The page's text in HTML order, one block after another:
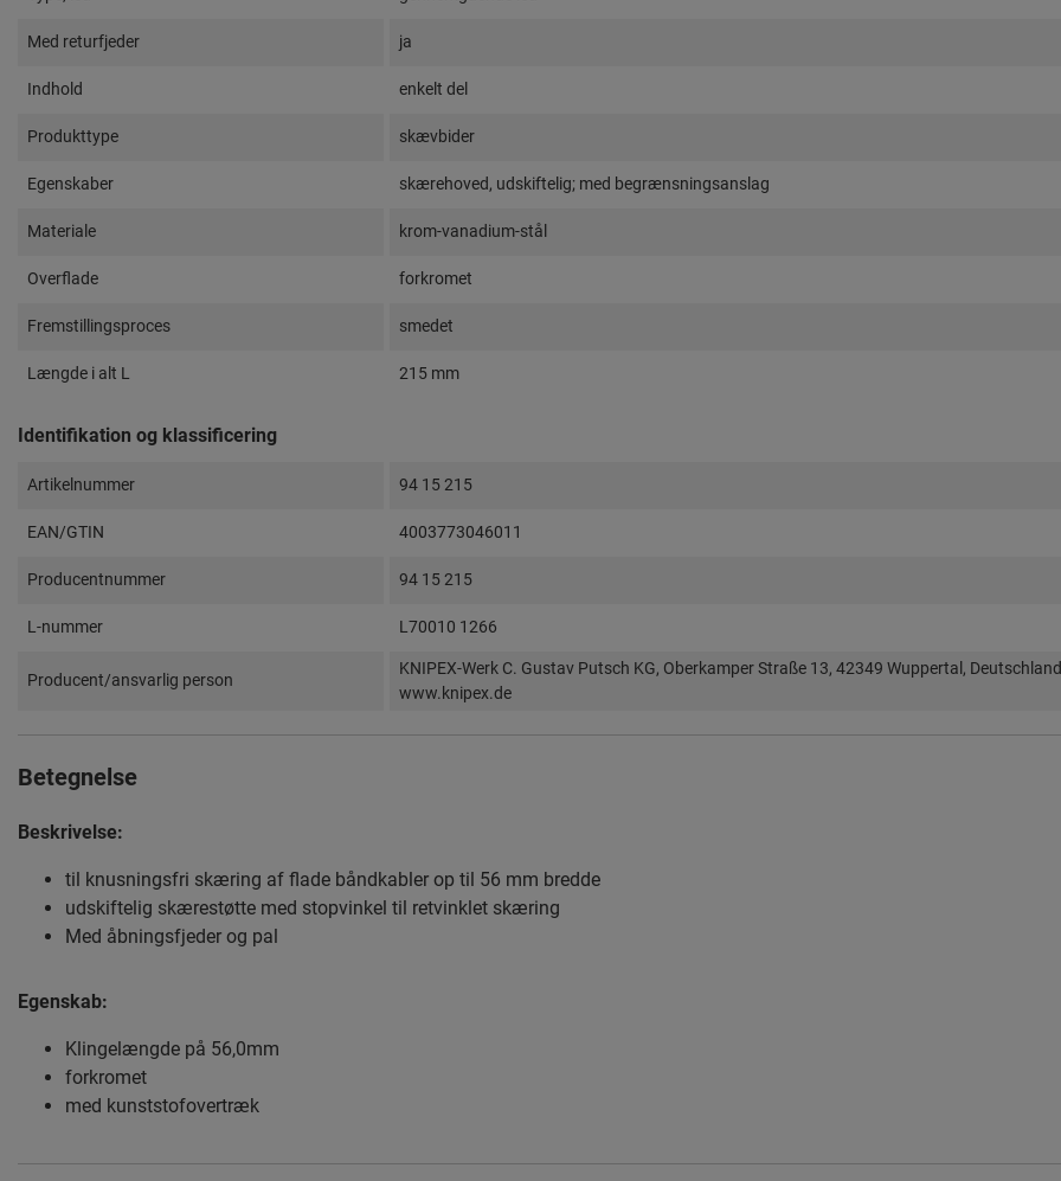
Med returfjeder ja
Indhold enkelt del
Produkttype skævbider
Egenskaber skærehoved, udskiftelig; med begrænsningsanslag
Materiale krom-vanadium-stål
Overflade forkromet
Fremstillingsproces smedet
Længde i alt L 215 mm
Identifikation og klassificering
Artikelnummer 94 15 215
EAN/GTIN 4003773046011
Producentnummer 94 15 215
L-nummer L70010 1266
Producent/ansvarlig person
KNIPEX-Werk C. Gustav Putsch KG, Oberkamper Straße 13, 42349 Wuppertal,
www.knipex.de
Betegnelse
Beskrivelse:
til knusningsfri skæring af flade båndkabler op til 56 mm bredde
udskiftelig skærestøtte med stopvinkel til retvinklet skæring
Med åbningsfjeder og pal
Egenskab:
Klingelængde på 56,0mm
forkromet
med kunststofovertræk